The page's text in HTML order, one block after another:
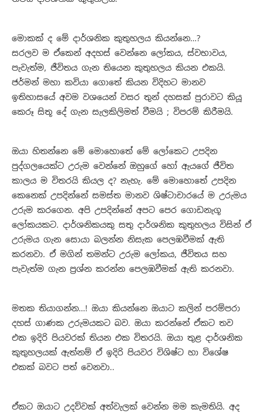
මොකක් ද මේ දාර්ශනික කුතුහලය කියන්නෙ…?
සරලව ම ඒකෙන් අදහස් වෙන්නෙ ලෝකය, ස්වභාවය,
පැවැත්ම, ජීවිතය ගැන තියෙන කුතුහලය කියන එකයි.
ජර්මන් මහා කවියා ගොතේ කියන විදිහට මානව
ඉතිහාසයේ අවම වශයෙන් වසර තුන් දහසක් පුරාවට කියූ
කෙරූ සිතූ දේ ගැන සැලකිලිමත් වීමයි ; විපරම් කිරීමයි.
ඔයා හිතන්නෙ මේ මොහොතේ මේ ලෝකෙට උපදින
පුද්ගලයෙක්ට උරුම වෙන්නේ ඔහුගේ හෝ ඇයගේ ජීවිත
කාලය ම විතරයි කියල ද? නැහැ. මේ මොහොතේ උපදින
කෙනෙක් උපදින්නේ සමස්ත මානව ශිෂ්ටාචාරයේ ම උරුමය
උරුම කරගෙන. අපි උපදින්නේ අපට පෙර ගොඩනැගූ
ලෝකයකට. දාර්ශනිකයකු සතු දාර්ශනික කුතුහලය විසින් ඒ
උරුමය ගැන සොයා බලන්න නිසැක පෙලඹවීමක් ඇති
කරනවා. ඒ මගින් තමන්ට උරුම ලෝකය, ජීවිතය සහ
පැවැත්ම ගැන ප්‍රශ්න කරන්න පෙලඹවීමක් ඇති කරනවා.
මතක තියාගන්න…! ඔයා කියන්නෙ ඔයාට කලින් පරම්පරා
දහස් ගාණක උරුමයකට බව. ඔයා කරන්නේ ඒකට තව
එක ඉදිරි පියවරක් තියන එක විතරයි. ඔයා තුළ දාර්ශනික
කුතුහලයක් ඇත්නම් ඒ ඉදිරි පියවර විශිෂ්ට හා විශේෂ
එකක් බවට පත් වෙනවා..
ඒකට ඔයාට උදව්වක් අත්වැලක් වෙන්න මම කැමතියි. අද